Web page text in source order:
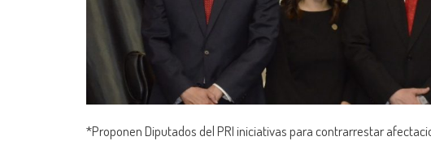
*Proponen Diputados del PRI iniciativas para contrarrestar